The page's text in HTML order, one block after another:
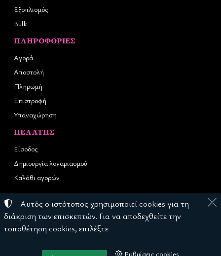
Εξοπλισμός
Bulk
ΠΛΗΡΟΦΟΡΊΕΣ
Αγορά
Αποστολή
Πληρωμή
Επιστροφή
Υπαναχώρηση
ΠΕΛΆΤΗΣ
Είσοδος
Δημιουργία λογαριασμού
Καλάθι αγορών
©2023-2026 REC NAILS
Αριθμός ΓΕΜΗ:
145976403000
Ρυθμίσεις cookies
Αυτός ο ιστότοπος χρησιμοποιεί cookies για τη
διάκριση των επισκεπτών. Για να αποδεχθείτε την
τοποθέτηση cookies, επιλέξτε
Ρυθμίσεις cookies